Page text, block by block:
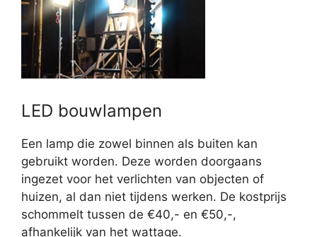
LED bouwlampen
Een lamp die zowel binnen als buiten kan
gebruikt worden. Deze worden doorgaans
ingezet voor het verlichten van objecten of
huizen, al dan niet tijdens werken. De kostprijs
schommelt tussen de €40,- en €50,-,
afhankelijk van het wattage.